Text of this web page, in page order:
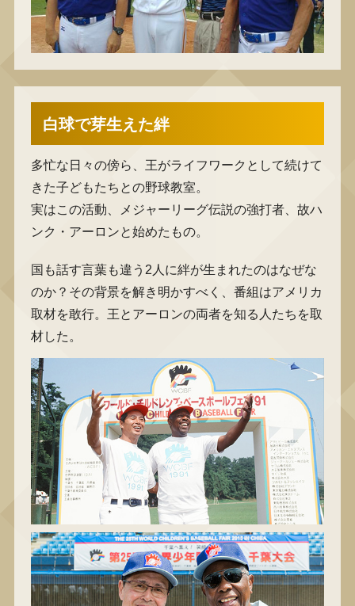
白球で芽生えた絆
多忙な日々の傍ら、王がライフワークとして続けて
きた子どもたちとの野球教室。
実はこの活動、メジャーリーグ伝説の強打者、故ハ
ンク・アーロンと始めたもの。
国も話す言葉も違う2人に絆が生まれたのはなぜな
のか？その背景を解き明かすべく、番組はアメリカ
取材を敢行。王とアーロンの両者を知る人たちを取
材した。